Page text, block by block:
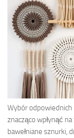
Wybór odpowiednich
znacząco wpłynąć
bawełniane sznurki,